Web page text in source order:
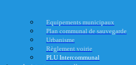
Equipements municipaux
Plan communal de sauvegarde
Urbanisme
Règlement voirie
PLU Intercommunal